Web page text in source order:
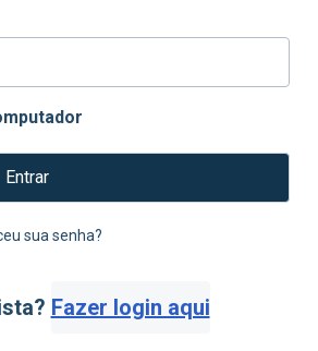
Entrar
sua senha?
Fazer login aqui